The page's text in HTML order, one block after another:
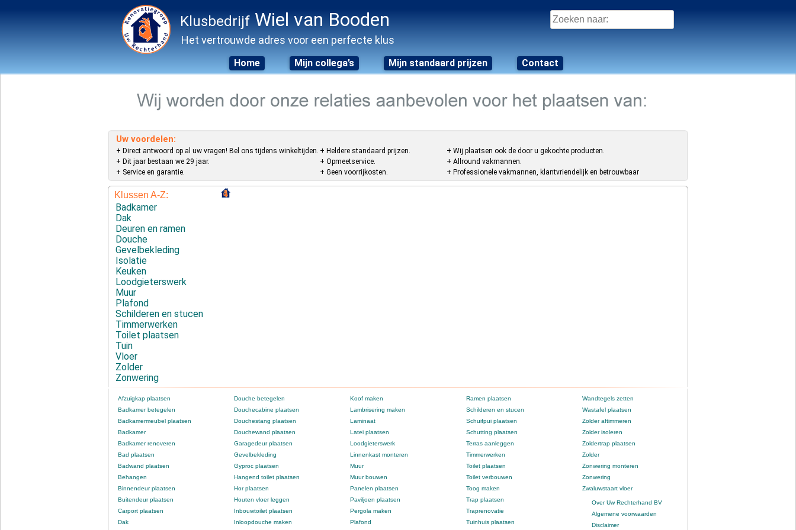
Klusbedrijf Wiel van Booden
Het vertrouwde adres voor een perfecte klus
Zoeken
naar:
Home Mijn collega’s Mijn standaard prijzen Contact
Uw voordelen:
+ Direct antwoord op al uw vragen! Bel ons tijdens winkeltijden.
+ Dit jaar bestaan we 29 jaar.
+ Service en garantie.
+ Heldere standaard prijzen.
+ Opmeetservice.
+ Geen voorrijkosten.
+ Wij plaatsen ook de door u gekochte producten.
+ Allround vakmannen.
+ Professionele vakmannen, klantvriendelijk en betrouwbaar
Klussen A-Z:
Badkamer
Dak
Deuren en ramen
Douche
Gevelbekleding
Isolatie
Keuken
Loodgieterswerk
Muur
Plafond
Schilderen en stucen
Timmerwerken
Toilet plaatsen
Tuin
Vloer
Zolder
Zonwering
Afzuigkap plaatsen
Badkamer betegelen
Badkamermeubel plaatsen
Badkamer
Badkamer renoveren
Bad plaatsen
Badwand plaatsen
Behangen
Binnendeur plaatsen
Buitendeur plaatsen
Carport plaatsen
Dak
Douche betegelen
Douchecabine plaatsen
Douchestang plaatsen
Douchewand plaatsen
Garagedeur plaatsen
Gevelbekleding
Gyproc plaatsen
Hangend toilet plaatsen
Hor plaatsen
Houten vloer leggen
Inbouwtoilet plaatsen
Inloopdouche maken
Koof maken
Lambrisering maken
Laminaat
Latei plaatsen
Loodgieterswerk
Linnenkast monteren
Muur
Muur bouwen
Panelen plaatsen
Paviljoen plaatsen
Pergola maken
Plafond
Ramen plaatsen
Schilderen en stucen
Schuifpui plaatsen
Schutting plaatsen
Terras aanleggen
Timmerwerken
Toilet plaatsen
Toilet verbouwen
Toog maken
Trap plaatsen
Traprenovatie
Tuinhuis plaatsen
Wandtegels zetten
Wastafel plaatsen
Zolder aftimmeren
Zolder isoleren
Zoldertrap plaatsen
Zolder
Zonwering monteren
Zonwering
Zwaluwstaart vloer
Over Uw Rechterhand BV
Algemene voorwaarden
Disclaimer